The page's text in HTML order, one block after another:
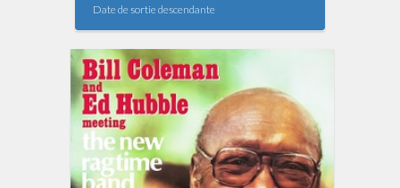
Date de sortie descendante